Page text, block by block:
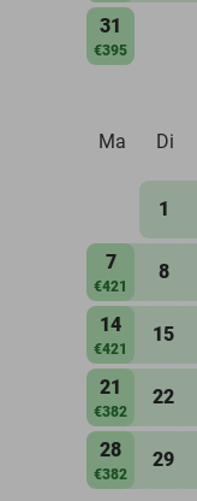
31
€395
Ma
Di
1
7
€421
8
14
€421
15
21
€382
22
28
€382
29